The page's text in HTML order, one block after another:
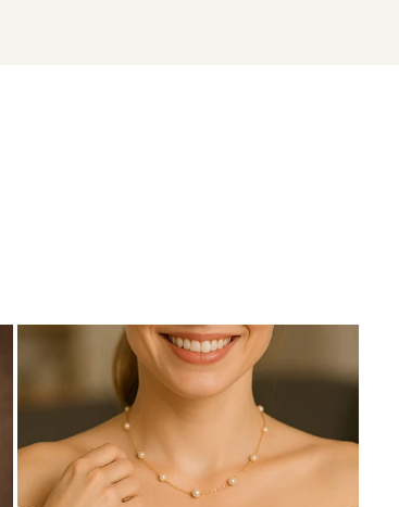
naturale de cultură, selectate manual,
proveniența naturală a perlelor.